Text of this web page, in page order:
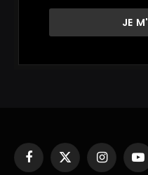
Facebook
X
Instagram